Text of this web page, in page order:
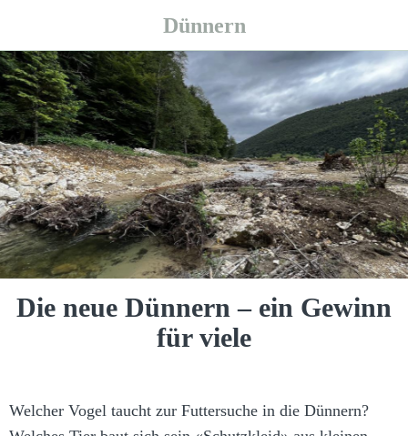
Dünnern
Die neue Dünnern – ein Gewinn
für viele
Welcher Vogel taucht zur Futtersuche in die Dünnern?